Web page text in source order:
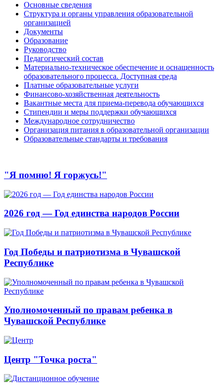
Основные сведения
Структура и органы управления образовательной
организацией
Документы
Образование
Руководство
Педагогический состав
Материально-техническое обеспечение и оснащенность
образовательного процесса. Доступная среда
Платные образовательные услуги
Финансово-хозяйственная деятельность
Вакантные места для приема-перевода обучающихся
Стипендии и меры поддержки обучающихся
Международное сотрудничество
Организация питания в образовательной организации
Образовательные стандарты и требования
"Я помню! Я горжусь!"
2026 год — Год единства народов России
Год Победы и патриотизма в Чувашской
Республике
Уполномоченный по правам ребенка в
Чувашской Республике
Центр "Точка роста"